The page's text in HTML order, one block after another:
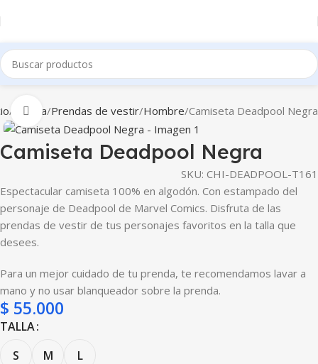
Tienda Prendas de vestir Hombre Camiseta Deadpool Negra
Clic para ampliar
Camiseta Deadpool Negra
SKU: CHI-DEADPOOL-T161
Espectacular camiseta 100% en algodón. Con estampado del
personaje de Deadpool de Marvel Comics. Disfruta de las
prendas de vestir de tus personajes favoritos en la talla que
desees.
Para un mejor cuidado de tu prenda, te recomendamos lavar a
mano y no usar blanqueador sobre la prenda.
$ 55.000
TALLA
S
M L